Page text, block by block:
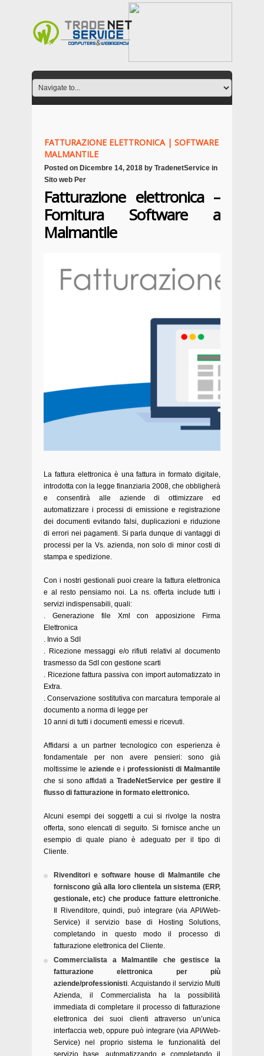
FATTURAZIONE ELETTRONICA | SOFTWARE
MALMANTILE
Posted on Dicembre 14, 2018 by TradenetService in
Sito web Per
Fatturazione elettronica –
Fornitura Software a
Malmantile
La fattura elettronica è una fattura in formato digitale,
introdotta con la legge finanziaria 2008, che obbligherà
e consentirà alle aziende di ottimizzare ed
automatizzare i processi di emissione e registrazione
dei documenti evitando falsi, duplicazioni e riduzione
di errori nei pagamenti. Si parla dunque di vantaggi di
processi per la Vs. azienda, non solo di minor costi di
stampa e spedizione.
Con i nostri gestionali puoi creare la fattura elettronica
e al resto pensiamo noi. La ns. offerta include tutti i
servizi indispensabili, quali:
. Generazione file Xml con apposizione Firma
Elettronica
. Invio a SdI
. Ricezione messaggi e/o rifiuti relativi al documento
trasmesso da SdI con gestione scarti
. Ricezione fattura passiva con import automatizzato in
Extra.
. Conservazione sostitutiva con marcatura temporale al
documento a norma di legge per
10 anni di tutti i documenti emessi e ricevuti.
Affidarsi a un partner tecnologico con esperienza è
fondamentale per non avere pensieri: sono già
moltissime le aziende e i professionisti di Malmantile
che si sono affidati a TradeNetService per gestire il
flusso di fatturazione in formato elettronico.
Alcuni esempi dei soggetti a cui si rivolge la nostra
offerta, sono elencati di seguito. Si fornisce anche un
esempio di quale piano è adeguato per il tipo di
Cliente.
Rivenditori e software house di Malmantile che
forniscono già alla loro clientela un sistema (ERP,
gestionale, etc) che produce fatture elettroniche.
Il Rivenditore, quindi, può integrare (via API/Web-
Service) il servizio base di Hosting Solutions,
completando in questo modo il processo di
fatturazione elettronica del Cliente.
Commercialista a Malmantile che gestisce la
fatturazione elettronica per più
aziende/professionisti. Acquistando il servizio Multi
Azienda, il Commercialista ha la possibilità
immediata di completare il processo di fatturazione
elettronica dei suoi clienti attraverso un’unica
interfaccia web, oppure può integrare (via API/Web-
Service) nel proprio sistema le funzionalità del
servizio base, automatizzando e completando il